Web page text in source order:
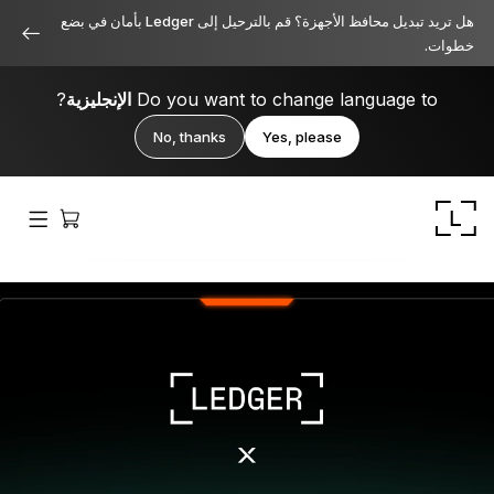
هل تريد تبديل محافظ الأجهزة؟ قم بالترحيل إلى Ledger بأمان في بضع
خطوات.
Do you want to change language to الإنجليزية?
Yes, please
No, thanks
Ledger Stax
متميز من جميع الزوايا